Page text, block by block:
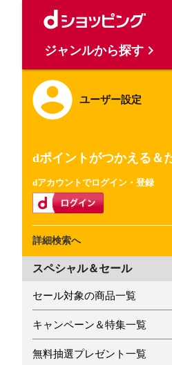
ユーザー設定
dポイントがつかえる＆
dアカウントでログイン・登録
詳細検索へ
スペシャル＆セール
セール対象の商品一覧
キャンペーン＆特集一覧
無料抽選プレゼント一覧
ジャンルから探す